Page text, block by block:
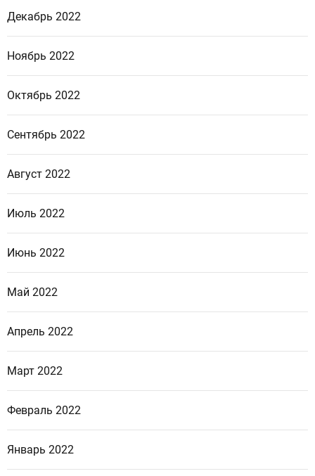
Декабрь 2022
Ноябрь 2022
Октябрь 2022
Сентябрь 2022
Август 2022
Июль 2022
Июнь 2022
Май 2022
Апрель 2022
Март 2022
Февраль 2022
Январь 2022